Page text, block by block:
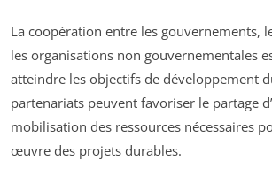
La coopération entre les gouvernements,
les organisations non gouvernementales
atteindre les objectifs de développement
partenariats peuvent favoriser le partage
mobilisation des ressources nécessaires
œuvre des projets durables.